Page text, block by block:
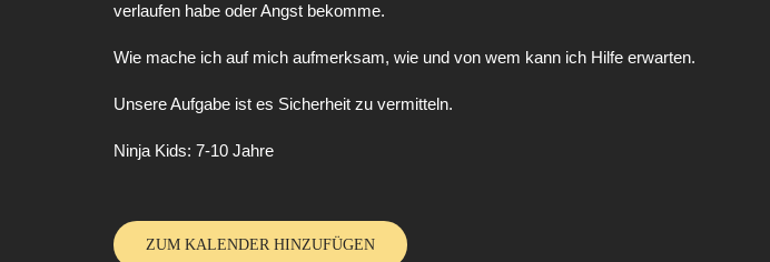
verlaufen habe oder Angst bekomme.
Wie mache ich auf mich aufmerksam, wie und von wem kann ich Hilfe erwarten.
Unsere Aufgabe ist es Sicherheit zu vermitteln.
Ninja Kids: 7-10 Jahre
ZUM KALENDER HINZUFÜGEN